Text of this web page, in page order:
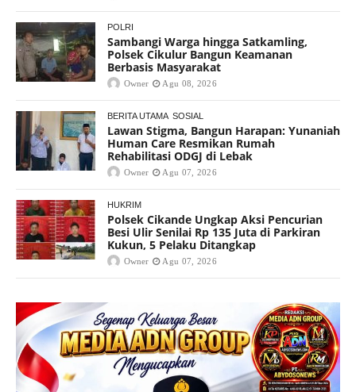
POLRI
Sambangi Warga hingga Satkamling,
Polsek Cikulur Bangun Keamanan
Berbasis Masyarakat
Owner Agu 08, 2026
BERITA UTAMA SOSIAL
Lawan Stigma, Bangun Harapan: Yunaniah
Human Care Resmikan Rumah
Rehabilitasi ODGJ di Lebak
Owner Agu 07, 2026
HUKRIM
Polsek Cikande Ungkap Aksi Pencurian
Besi Ulir Senilai Rp 135 Juta di Parkiran
Kukun, 5 Pelaku Ditangkap
Owner Agu 07, 2026